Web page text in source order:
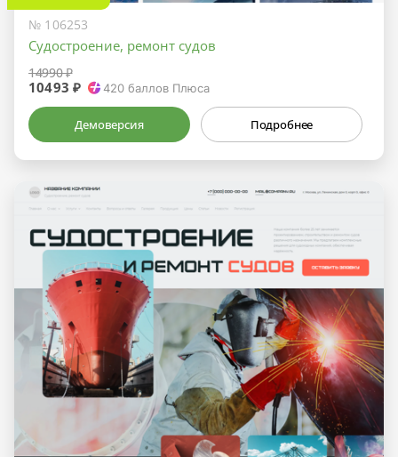
№ 106253
Судостроение, ремонт судов
14990 ₽
10493 ₽ 420 баллов Плюса
Демоверсия Подробнее